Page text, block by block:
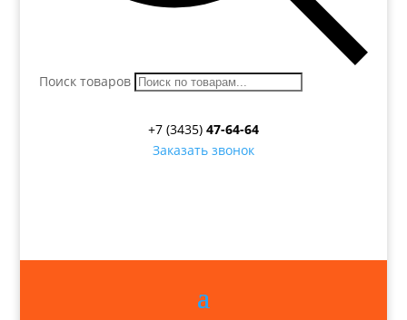
Поиск товаров
+7 (3435) 47-64-64
Заказать звонок